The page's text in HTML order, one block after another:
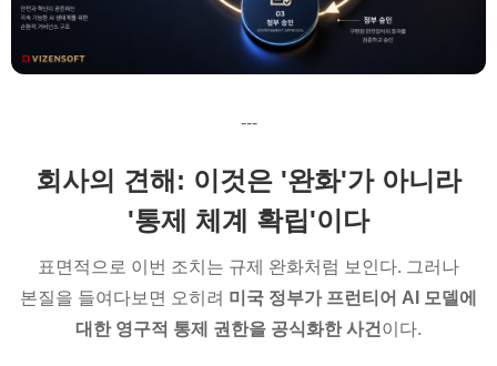
---
회사의 견해: 이것은 '완화'가 아니라
'통제 체계 확립'이다
표면적으로 이번 조치는 규제 완화처럼 보인다. 그러나
본질을 들여다보면 오히려 미국 정부가 프런티어 AI 모델에
대한 영구적 통제 권한을 공식화한 사건 이다.